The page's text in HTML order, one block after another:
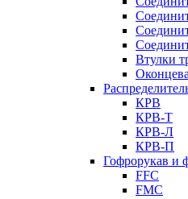
Втулки
КРВ
КРВ-Т
КРВ-Л
КРВ-П
Гофрорукав и
FFC
FMC